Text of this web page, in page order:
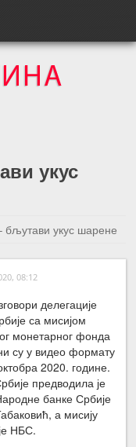
укус
укус шарене
Следећа вест →
08:12
делегације
са мисијом
монетарног фонда
су у видео формату
2020. године.
предводила је
банке Србије
а мисију
НБС.